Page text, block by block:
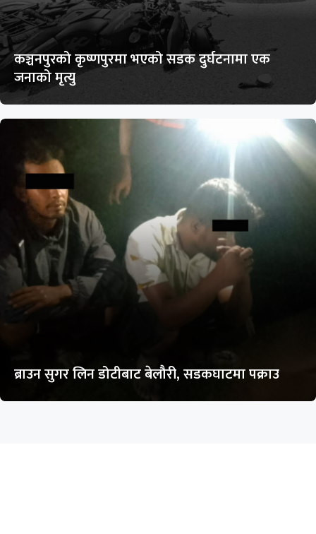
कञ्चनपुरको कृष्णपुरमा भएको सडक दुर्घटनामा एक
जनाको मृत्यु
ब्राउन सुगर लिन डोटीबाट बेलौरी, सडकघाटमा पक्राउ